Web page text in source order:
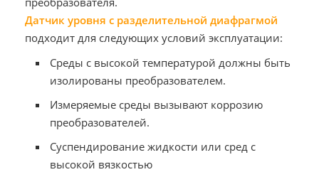
Датчик уровня с разделительной диафрагмой
подходит для следующих условий эксплуатации:
Среды с высокой температурой должны быть
изолированы преобразователем.
Измеряемые среды вызывают коррозию
преобразователей.
Суспендирование жидкости или сред с
высокой вязкостью